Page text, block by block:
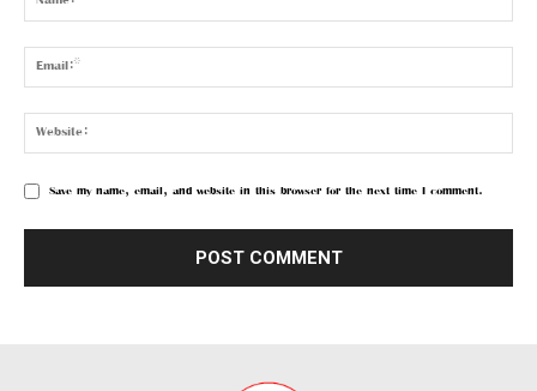
Save my name, email, and website in this browser for the next time I comment.